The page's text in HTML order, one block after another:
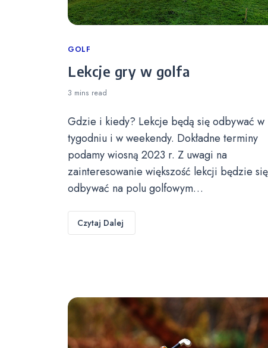
Categories
GOLF
Lekcje gry w golfa
3 mins read
Gdzie i kiedy? Lekcje będą się odbywać w
tygodniu i w weekendy. Dokładne terminy
podamy wiosną 2023 r. Z uwagi na
zainteresowanie większość lekcji będzie się
odbywać na polu golfowym…
Czytaj Dalej